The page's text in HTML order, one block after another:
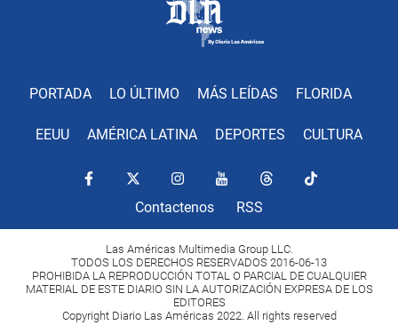
PORTADA LO ÚLTIMO MÁS LEÍDAS FLORIDA
EEUU AMÉRICA LATINA DEPORTES CULTURA
Contactenos RSS
Las Américas Multimedia Group LLC.
TODOS LOS DERECHOS RESERVADOS 2016-06-13
PROHIBIDA LA REPRODUCCIÓN TOTAL O PARCIAL DE CUALQUIER
MATERIAL DE ESTE DIARIO SIN LA AUTORIZACIÓN EXPRESA DE LOS
EDITORES
Copyright Diario Las Américas 2022. All rights reserved